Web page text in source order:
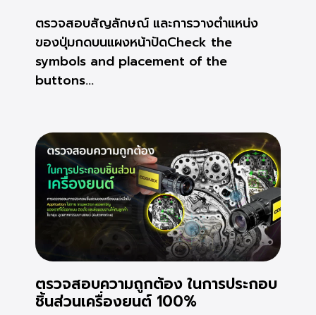
ตรวจสอบสัญลักษณ์ และการวางตำแหน่ง
ของปุ่มกดบนแผงหน้าปัดCheck the
symbols and placement of the
buttons...
ตรวจสอบความถูกต้อง ในการประกอบ
ชิ้นส่วนเครื่องยนต์ 100%